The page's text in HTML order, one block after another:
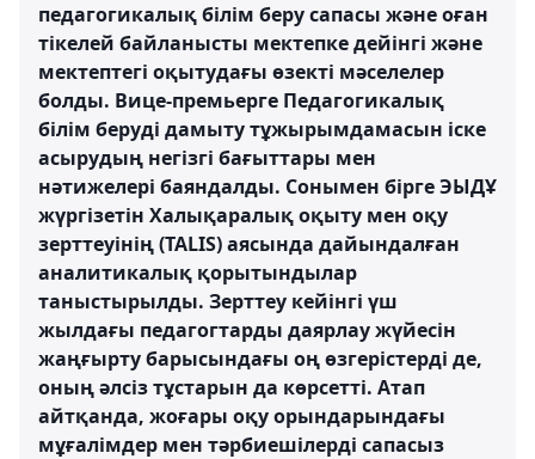
педагогикалық білім беру сапасы және оған
тікелей байланысты мектепке дейінгі және
мектептегі оқытудағы өзекті мәселелер
болды. Вице-премьерге Педагогикалық
білім беруді дамыту тұжырымдамасын іске
асырудың негізгі бағыттары мен
нәтижелері баяндалды. Сонымен бірге ЭЫДҰ
жүргізетін Халықаралық оқыту мен оқу
зерттеуінің (TALIS) аясында дайындалған
аналитикалық қорытындылар
таныстырылды. Зерттеу кейінгі үш
жылдағы педагогтарды даярлау жүйесін
жаңғырту барысындағы оң өзгерістерді де,
оның әлсіз тұстарын да көрсетті. Атап
айтқанда, жоғары оқу орындарындағы
мұғалімдер мен тәрбиешілерді сапасыз